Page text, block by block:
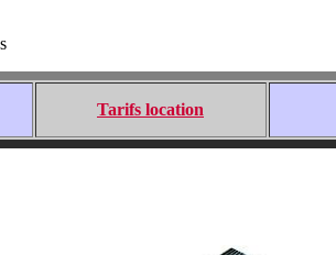
Tarifs location